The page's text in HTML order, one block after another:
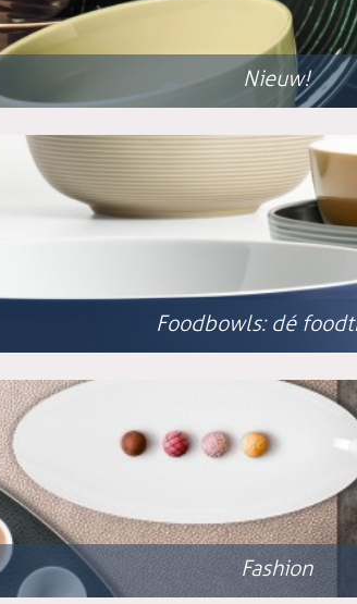
Nieuw!
Foodbowls: dé
Fashion